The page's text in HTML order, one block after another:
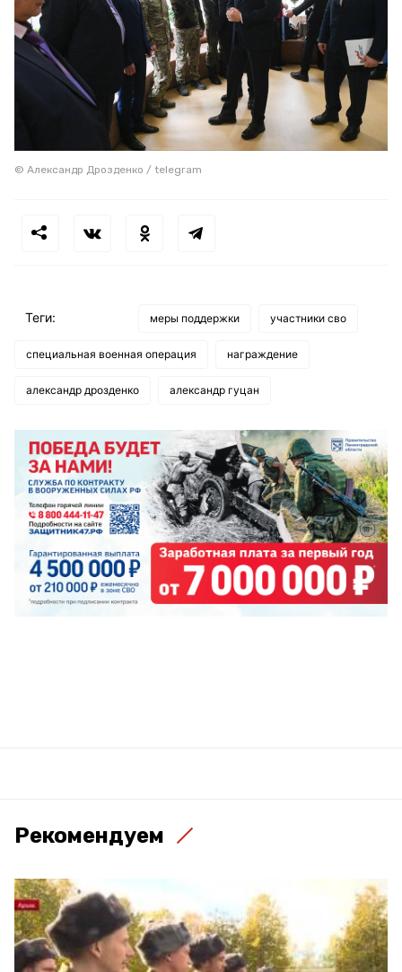
© Александр Дрозденко / telegram
Теги: меры поддержки участники сво
специальная военная операция награждение
александр дрозденко александр гуцан
Рекомендуем